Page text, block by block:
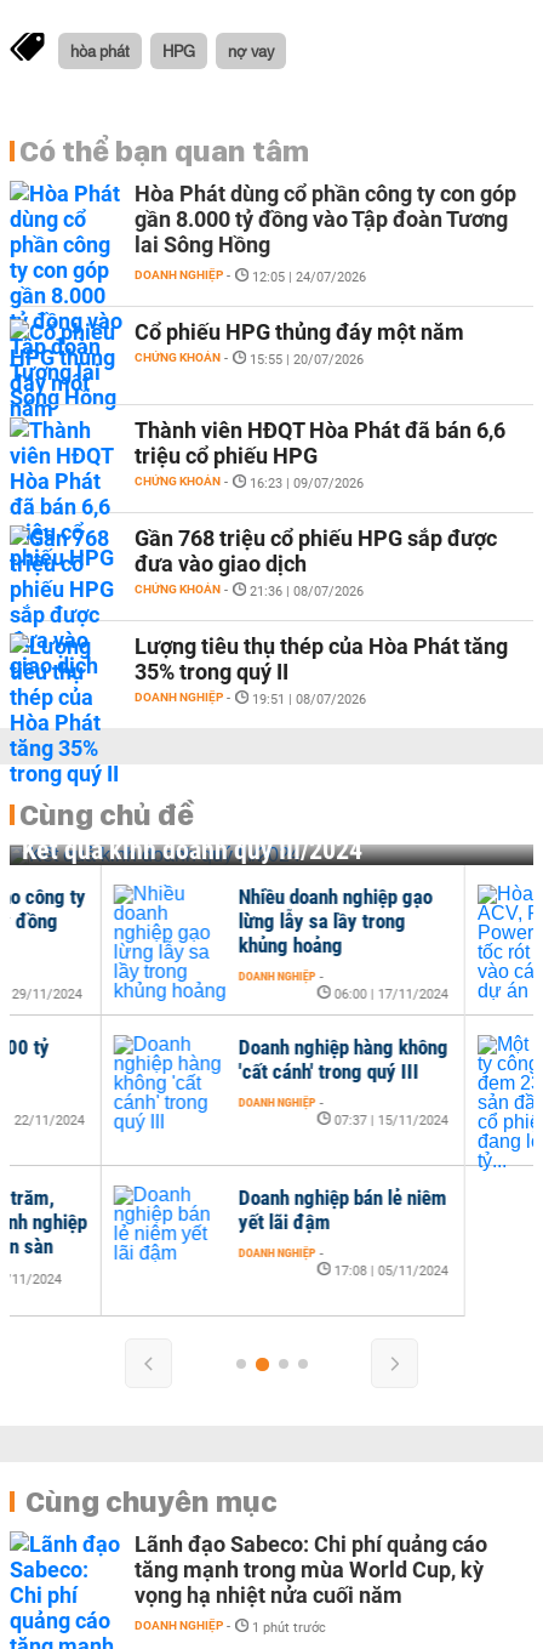
hòa phát HPG nợ vay
Có thể bạn quan tâm
Hòa Phát dùng cổ phần công ty con góp
gần 8.000 tỷ đồng vào Tập đoàn Tương
lai Sông Hồng
DOANH NGHIỆP - 12:05 | 24/07/2026
Cổ phiếu HPG thủng đáy một năm
CHỨNG KHOÁN - 15:55 | 20/07/2026
Thành viên HĐQT Hòa Phát đã bán 6,6
triệu cổ phiếu HPG
CHỨNG KHOÁN - 16:23 | 09/07/2026
Gần 768 triệu cổ phiếu HPG sắp được
đưa vào giao dịch
CHỨNG KHOÁN - 21:36 | 08/07/2026
Lượng tiêu thụ thép của Hòa Phát tăng
35% trong quý II
DOANH NGHIỆP - 19:51 | 08/07/2026
Cùng chủ đề
Kết quả kinh doanh quý III/2024
Nhiều doanh nghiệp gạo
lừng lẫy sa lầy trong
khủng hoảng
DOANH NGHIỆP
06:00 | 17/11/2024
Doanh nghiệp hàng không
'cất cánh' trong quý III
DOANH NGHIỆP
07:37 | 15/11/2024
cổ
Doanh nghiệp bán lẻ niêm
yết lãi đậm
DOANH NGHIỆP
17:08 | 05/11/2024
Cùng chuyên mục
Lãnh đạo Sabeco: Chi phí quảng cáo
tăng mạnh trong mùa World Cup, kỳ
vọng hạ nhiệt nửa cuối năm
DOANH NGHIỆP - 1 phút trước